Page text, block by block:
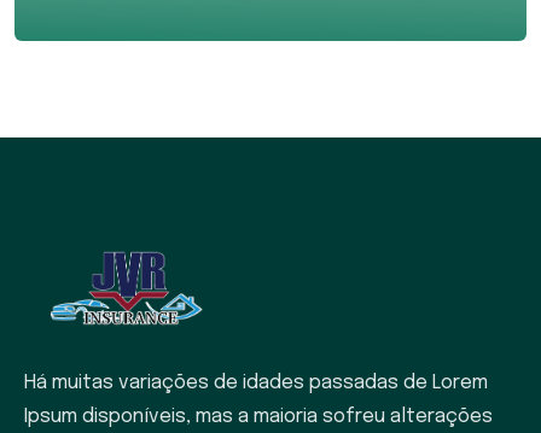
Há muitas variações de idades passadas de Lorem
Ipsum disponíveis, mas a maioria sofreu alterações